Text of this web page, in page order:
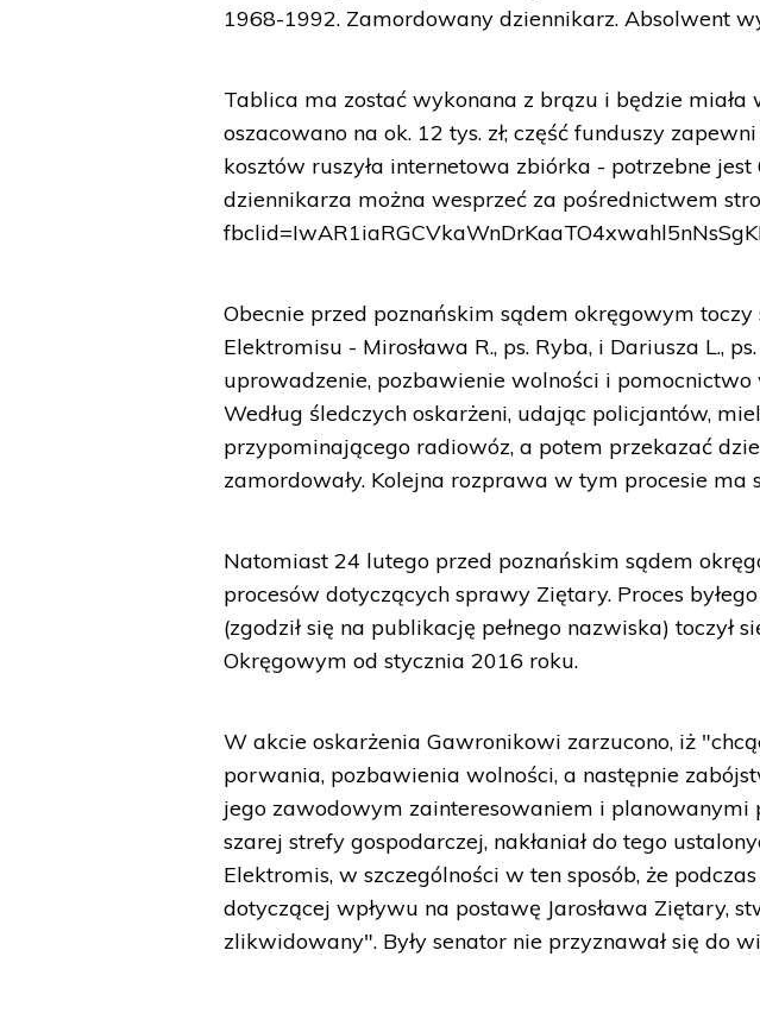
1968-1992. Zamordowany dziennikarz. Absolwent
Tablica ma zostać wykonana z brązu i będzie
oszacowano na ok. 12 tys. zł; część funduszy
kosztów ruszyła internetowa zbiórka - potrzebne
dziennikarza można wesprzeć za pośrednictwem
Obecnie przed poznańskim sądem okręgowym toczy
Elektromisu - Mirosława R., ps. Ryba, i Dariusza L.,
uprowadzenie, pozbawienie wolności i pomocnictwo
Według śledczych oskarżeni, udając policjantów,
przypominającego radiowóz, a potem przekazać
zamordowały. Kolejna rozprawa w tym procesie ma
Natomiast 24 lutego przed poznańskim sądem
procesów dotyczących sprawy Ziętary. Proces
(zgodził się na publikację pełnego nazwiska) toczył
Okręgowym od stycznia 2016 roku.
W akcie oskarżenia Gawronikowi zarzucono, iż
porwania, pozbawienia wolności, a następnie
jego zawodowym zainteresowaniem i
szarej strefy gospodarczej, nakłaniał do tego
Elektromis, w szczególności w ten sposób, że
dotyczącej wpływu na postawę Jarosława Ziętary,
zlikwidowany". Były senator nie przyznawał się do